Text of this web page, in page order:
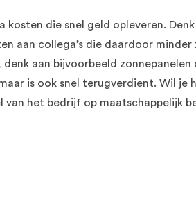
kosten die snel geld opleveren.
aan collega’s die daardoor minder
aan bijvoorbeeld zonnepanelen
is ook snel terugverdient. Wil je
van het bedrijf op maatschappelijk